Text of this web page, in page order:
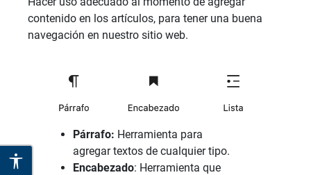
contenido en los artículos, para tener una buena
navegación en nuestro sitio web.
Párrafo: Herramienta para
agregar textos de cualquier tipo.
Encabezado: Herramienta que